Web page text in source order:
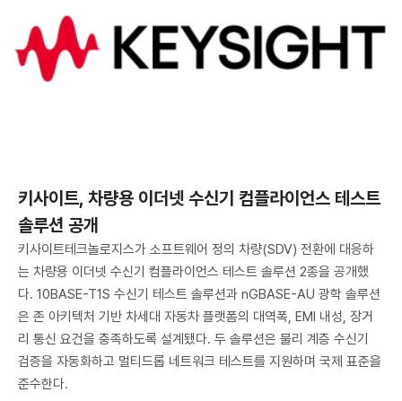
키사이트, 차량용 이더넷 수신기 컴플라이언스 테스트
솔루션 공개
키사이트테크놀로지스가 소프트웨어 정의 차량(SDV) 전환에 대응하
는 차량용 이더넷 수신기 컴플라이언스 테스트 솔루션 2종을 공개했
다. 10BASE-T1S 수신기 테스트 솔루션과 nGBASE-AU 광학 솔루션
은 존 아키텍처 기반 차세대 자동차 플랫폼의 대역폭, EMI 내성, 장거
리 통신 요건을 충족하도록 설계됐다. 두 솔루션은 물리 계층 수신기
검증을 자동화하고 멀티드롭 네트워크 테스트를 지원하며 국제 표준을
준수한다.